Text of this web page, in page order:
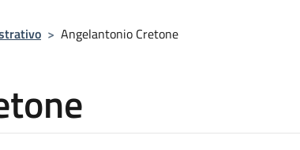
> Angelantonio Cretone